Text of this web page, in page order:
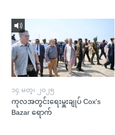
၁၄ မတ္၊ ၂၀၂၅
ကုလအတွင်းရေးမှူးချုပ် Cox's
Bazar ရောက်